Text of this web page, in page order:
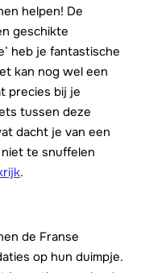
helpen! De
geschikte
heb je fantastische
kan nog wel een
precies bij je
tussen deze
dacht je van een
te snuffelen
.
de Franse
op hun duimpje.